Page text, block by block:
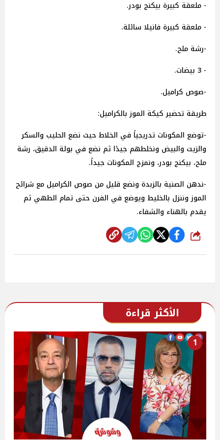
- ملعقة كبيرة بيكنج بودر.
- ملعقة كبيرة فانيلا سائلة.
-رشة ملح.
- 3 بيضات.
-صوص كراميل.
طريقة تحضير كيكة الموز بالكراميل:
-توضع المكونات تدريجياً في الخلاط حيث نضع الحليب والسكر
والزيت والبيض ونخلطهم جيدًا ثم نضع في بولة الدقيق، رشة
ملح، بيكنج بودر، ونمزج المكونات جيداً.
-ندهن الصنية بالزبدة ونضع قليل من صوص الكراميل مع شرائح
الموز وننزل بالخليط ويوضع في الفرن حتى تمام الطهي ثم
يقدم بالهناء والشفاء.
شارك
الأكثر قراءة
1